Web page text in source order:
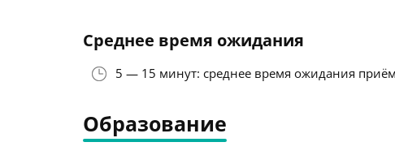
Среднее время ожидания
5 — 15 минут: среднее время ожидания
Образование